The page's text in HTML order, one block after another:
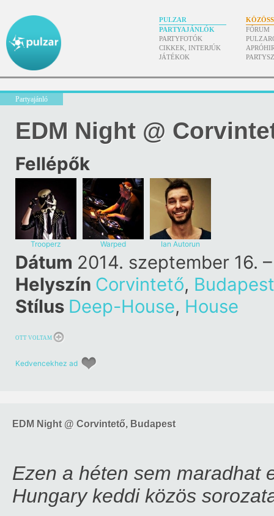
PULZAR
PARTYAJÁNLÓK
PARTYFOTÓK
CIKKEK, INTERJÚK
JÁTÉKOK
FÓRUM
Partyajánló
EDM Night @
Fellépők
Trooperz
Warped
Destruction
Ian Autorun
Dátum 2014. szeptember 16.
Helyszín Corvintető, Budapest
Stílus Deep-House, House
OTT VOLTAM
Kedvencekhez ad
EDM Night @ Corvintető, Budapest
Ezen a héten sem maradhat
Hungary keddi közös